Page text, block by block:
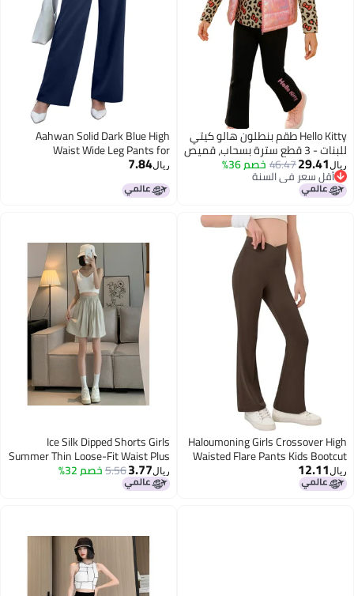
Hello Kitty طقم بنطلون هالو كيتي
للبنات - 3 قطع سترة بسحاب، قميص
برسومات، بنطلون46.47 خصم 36%
سعر في السنة
سعر في السنة
Aahwan Solid Dark Blue High
Waist Wide Leg Pants for
Women's & Girls'(233-DB-28)
7.84
Haloumoning Girls
Waisted Flare Pants Kids
Leggings Full Length Bell
5-14 Years
Ice Silk Dipped Shorts Girls
Summer Thin Loose-Fit Waist Plus
Size Straight Cool Straight Simple
Wide-Leg Pants
3.77
5.56خصم 32%